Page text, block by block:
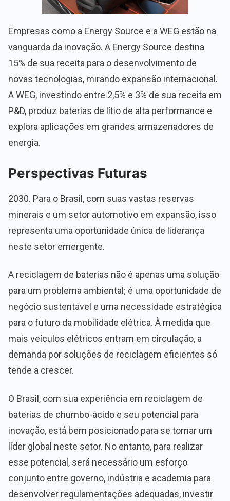
Empresas como a Energy Source e a WEG estão na
vanguarda da inovação. A Energy Source destina
15% de sua receita para o desenvolvimento de
novas tecnologias, mirando expansão internacional.
A WEG, investindo entre 2,5% e 3% de sua receita em
P&D, produz baterias de lítio de alta performance e
explora aplicações em grandes armazenadores de
energia.
Perspectivas Futuras
2030. Para o Brasil, com suas vastas reservas
minerais e um setor automotivo em expansão, isso
representa uma oportunidade única de liderança
neste setor emergente.
A reciclagem de baterias não é apenas uma solução
para um problema ambiental; é uma oportunidade de
negócio sustentável e uma necessidade estratégica
para o futuro da mobilidade elétrica. À medida que
mais veículos elétricos entram em circulação, a
demanda por soluções de reciclagem eficientes só
tende a crescer.
O Brasil, com sua experiência em reciclagem de
baterias de chumbo-ácido e seu potencial para
inovação, está bem posicionado para se tornar um
líder global neste setor. No entanto, para realizar
esse potencial, será necessário um esforço
conjunto entre governo, indústria e academia para
desenvolver regulamentações adequadas, investir